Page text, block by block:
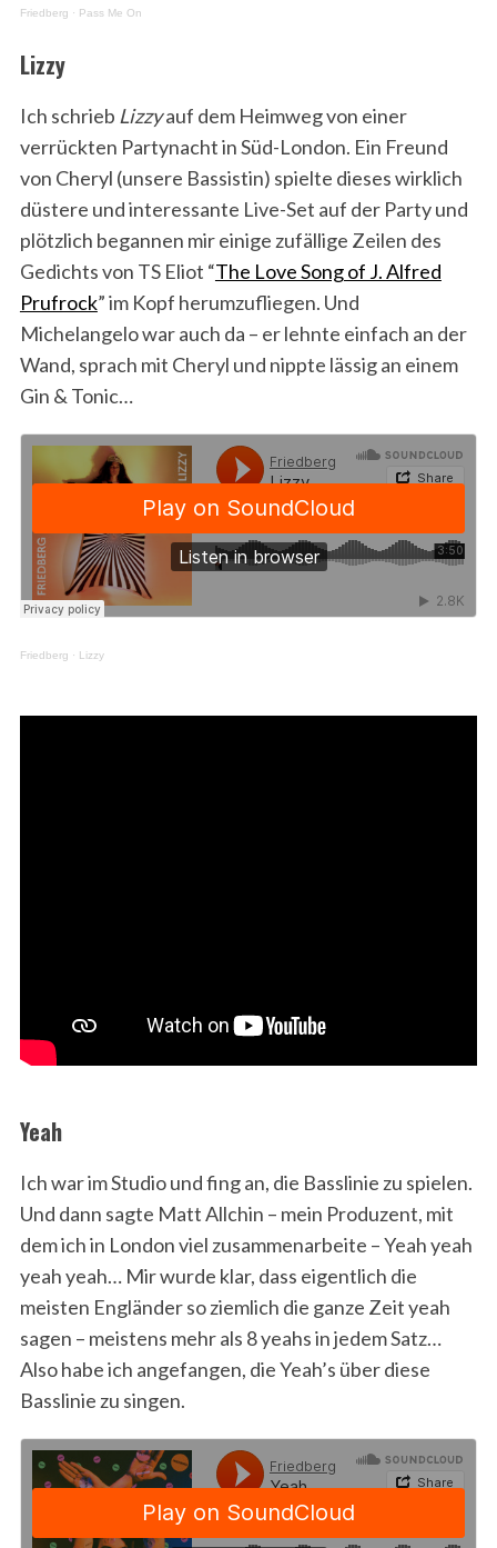
Friedberg · Pass Me On
Lizzy
Ich schrieb Lizzyauf dem Heimweg von einer
verrückten Partynacht in Süd-London. Ein Freund
von Cheryl (unsere Bassistin) spielte dieses wirklich
düstere und interessante Live-Set auf der Party und
plötzlich begannen mir einige zufällige Zeilen des
Gedichts von TS Eliot “The Love Song of J. Alfred
Prufrock” im Kopf herumzufliegen. Und
Michelangelo war auch da – er lehnte einfach an der
Wand, sprach mit Cheryl und nippte lässig an einem
Gin & Tonic…
Friedberg · Lizzy
Yeah
Ich war im Studio und fing an, die Basslinie zu spielen.
Und dann sagte Matt Allchin – mein Produzent, mit
dem ich in London viel zusammenarbeite – Yeah yeah
yeah yeah… Mir wurde klar, dass eigentlich die
meisten Engländer so ziemlich die ganze Zeit yeah
sagen – meistens mehr als 8 yeahs in jedem Satz…
Also habe ich angefangen, die Yeah’s über diese
Basslinie zu singen.